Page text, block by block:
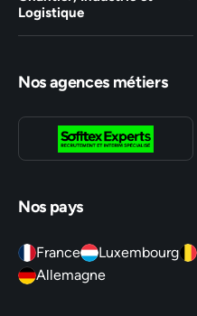
Logistique
Nos agences métiers
Nos pays
France Luxembourg
Allemagne